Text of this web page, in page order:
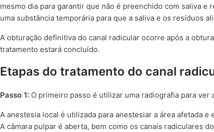
mesmo dia para garantir que não é preenchido com saliva
uma substância temporária para que a saliva e os resíduos
A obturação definitiva do canal radicular ocorre após a
tratamento estará concluído.
Etapas do tratamento do canal
Passo 1: O primeiro passo é utilizar uma radiografia para
A anestesia local é utilizada para anestesiar a área afetada
A câmara pulpar é aberta, bem como os canais radiculares